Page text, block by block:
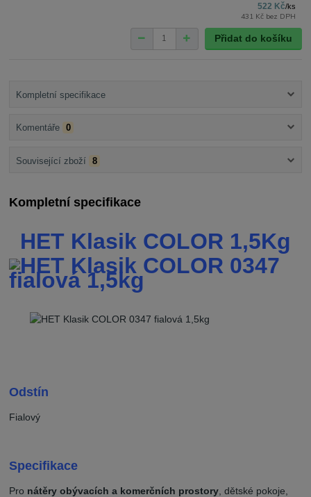
522 Kč/ks
431 Kč bez DPH
Přidat do košíku
Kompletní specifikace
Komentáře 0
Související zboží 8
Kompletní specifikace
HET Klasik COLOR 1,5Kg
Odstín
Fialový
Specifikace
Pro nátěry obývacích a komerčních prostory, dětské pokoje,